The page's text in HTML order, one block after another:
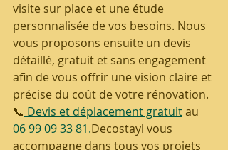
visite sur place et une étude
personnalisée de vos besoins. Nous
vous proposons ensuite un devis
détaillé, gratuit et sans engagement
afin de vous offrir une vision claire et
précise du coût de votre rénovation.
📞 Devis et déplacement gratuit au
06 99 09 33 81.Decostayl vous
accompagne dans tous vos projets